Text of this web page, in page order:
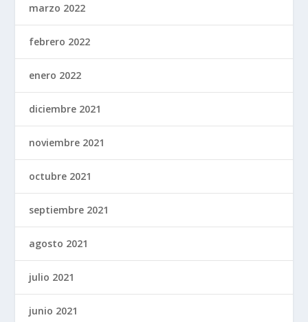
marzo 2022
febrero 2022
enero 2022
diciembre 2021
noviembre 2021
octubre 2021
septiembre 2021
agosto 2021
julio 2021
junio 2021